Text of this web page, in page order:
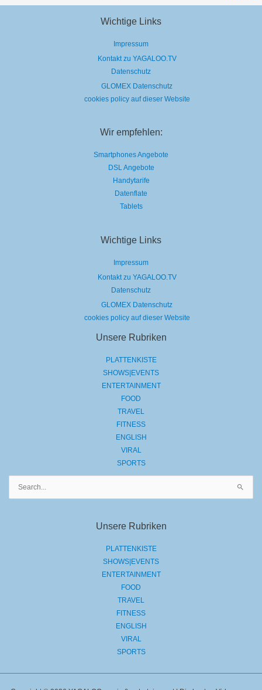
Wichtige Links
Impressum
Kontakt zu YAGALOO.TV
Datenschutz
GLOMEX Datenschutz
cookies policy auf dieser Website
Wir empfehlen:
Smartphones Angebote
DSL Angebote
Handytarife
Datenflate
Tablets
Wichtige Links
Impressum
Kontakt zu YAGALOO.TV
Datenschutz
GLOMEX Datenschutz
cookies policy auf dieser Website
Unsere Rubriken
PLATTENKISTE
SHOWS|EVENTS
ENTERTAINMENT
FOOD
TRAVEL
FITNESS
ENGLISH
VIRAL
SPORTS
Unsere Rubriken
PLATTENKISTE
SHOWS|EVENTS
ENTERTAINMENT
FOOD
TRAVEL
FITNESS
ENGLISH
VIRAL
SPORTS